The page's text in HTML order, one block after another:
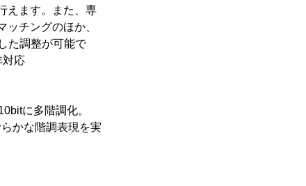
えます。また、専
チングのほか、
た調整が可能で
対応
に多階調化。
かな階調表現を実